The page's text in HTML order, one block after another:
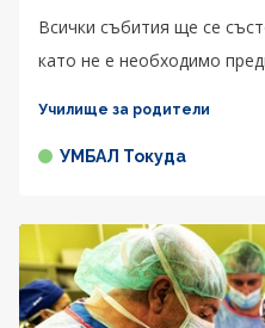
Всички събития ще се
като не е необходимо
Училище за родители
УМБАЛ Токуда